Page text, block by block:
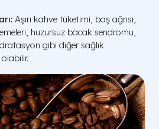
Aşırı kahve tüketimi, baş ağrısı,
huzursuz bacak sendromu,
gibi diğer sağlık